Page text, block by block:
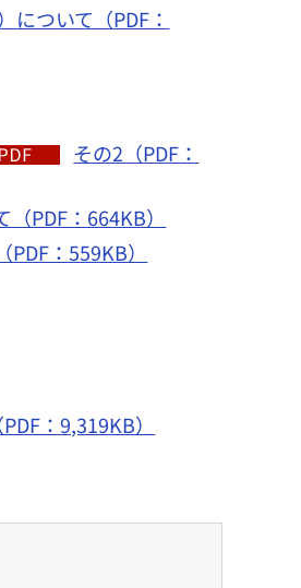
ついて（PDF：
その2（PDF：
PDF：664KB）
：559KB）
：9,319KB）